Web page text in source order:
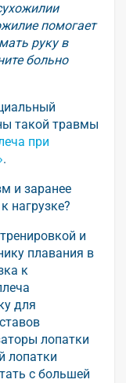
помогает
руку в
больно
такой травмы
при
.
и заранее
нагрузке?
и
плавания в
к
для
лопатки
лопатки
с большей